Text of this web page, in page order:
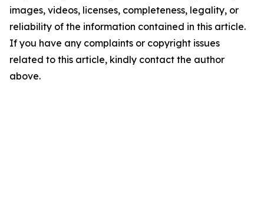
images, videos, licenses, completeness, legality, or
reliability of the information contained in this article.
If you have any complaints or copyright issues
related to this article, kindly contact the author
above.